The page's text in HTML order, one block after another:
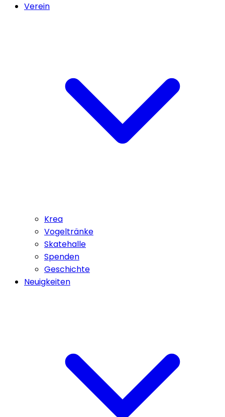
Verein
Krea
Vogeltränke
Skatehalle
Spenden
Geschichte
Neuigkeiten